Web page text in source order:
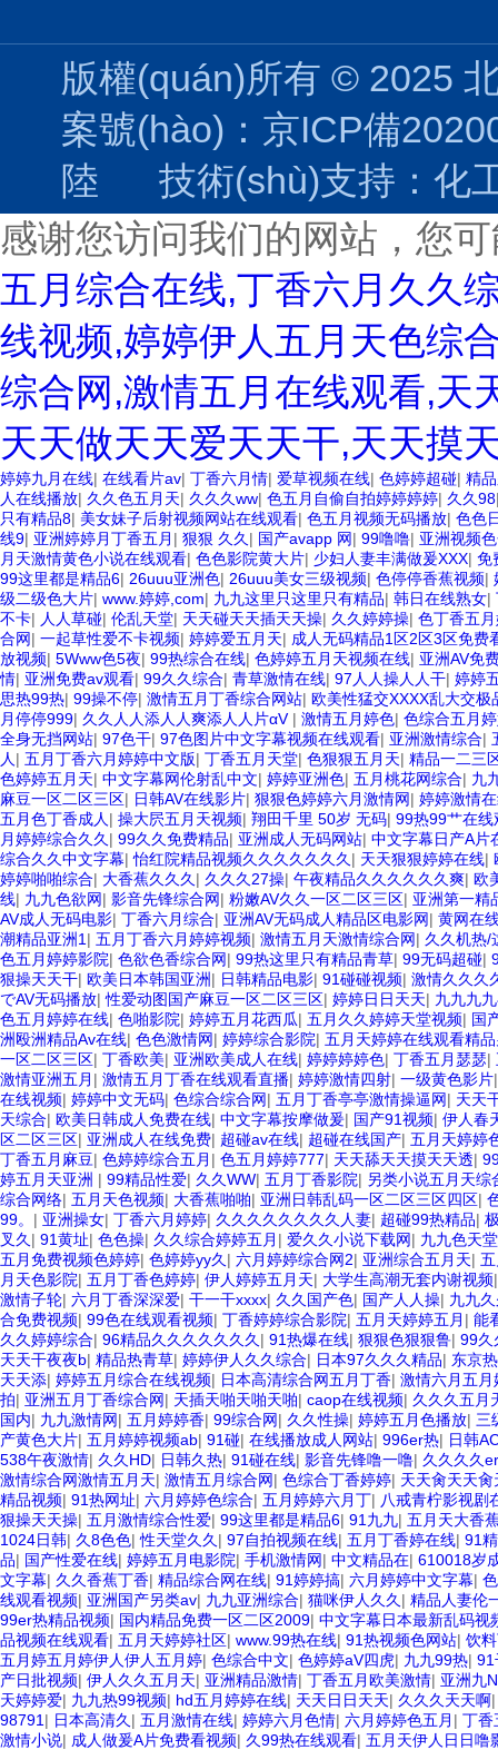
版權(quán)所有 © 2025
案號(hào)：京ICP備
陸 技術(shù)支持： 化
感谢您访问我们的网站，您
五月综合在线,丁香六月久久
线视频,婷婷伊人五月天色综
综合网,激情五月在线观看,天
天天做天天爱天天干,天天摸
婷婷九月在线| 在线看片av| 丁香六月情| 爱草视频在线| 色婷婷超碰| 精
人在线播放| 久久色五月天| 久久久ww| 色五月自偷自拍婷婷婷婷| 久久98
只有精品8| 美女妹子后射视频网站在线观看| 色五月视频无码播放| 色色
线9| 亚洲婷婷月丁香五月 | 狠狠 久久 | 国产avapp 网| 99噜噜| 亚洲视频
月天激情黄色小说在线观看| 色色影院黄大片| 少妇人妻丰满做爰XXX| 免
99这里都是精品6| 26uuu亚洲色| 26uuu美女三级视频| 色停停香蕉视频|
级二级色大片| www.婷婷,com| 九九这里只这里只有精品| 韩日在线熟女|
不卡| 人人草碰| 伦乱天堂| 天天碰天天插天天操| 久久婷婷操| 色丁香五
合网| 一起草性爱不卡视频| 婷婷爱五月天| 成人无码精品1区2区3区免费
放视频| 5Www色5夜| 99热综合在线| 色婷婷五月天视频在线| 亚洲AV免
情| 亚洲免费av观看| 99久久综合| 青草激情在线| 97人人操人人干| 婷婷
思热99热| 99操不停| 激情五月丁香综合网站| 欧美性猛交XXXX乱大交极
月停停999| 久久人人添人人爽添人人片αV | 激情五月婷色| 色综合五月
全身无挡网站| 97色干| 97色图片中文字幕视频在线观看| 亚洲激情综合|
人 | 五月丁香六月婷婷中文版| 丁香五月天堂| 色狠狠五月天| 精品一二三
色婷婷五月天| 中文字幕网伦射乱中文| 婷婷亚洲色| 五月桃花网综合| 九
麻豆一区二区三区| 日韩AV在线影片| 狠狠色婷婷六月激情网| 婷婷激情
五月色丁香成人 | 操大屄五月天视频| 翔田千里 50岁 无码| 99热99艹在线
月婷婷综合久久 | 99久久免费精品| 亚洲成人无码网站| 中文字幕日产A片
综合久久中文字幕|怡红院精品视频久久久久久久久 | 天天狠狠婷婷在线|
婷婷啪啪综合| 大香蕉久久久 | 久久久27操| 午夜精品久久久久久久爽| 欧
线| 九九色欲网| 影音先锋综合网| 粉嫩AV久久一区二区三区| 亚洲第一精
AV成人无码电影| 丁香六月综合| 亚洲AV无码成人精品区电影网| 黄网在
潮精品亚洲1 | 五月丁香六月婷婷视频| 激情五月天激情综合网| 久久机热/
色五月婷婷影院| 色欲色香综合网| 99热这里只有精品青草| 99无码超碰|
狠操天天干| 欧美日本韩国亚洲| 日韩精品电影| 91碰碰视频| 激情久久久
でAV无码播放|性爱动图国产麻豆一区二区三区| 婷婷日日天天| 九九九
色五月婷婷在线| 色啪影院| 婷婷五月花西瓜| 五月久久婷婷天堂视频| 国
洲殴洲精品Av在线| 色色激情网| 婷婷综合影院| 五月天婷婷在线观看精
一区二区三区| 丁香欧美| 亚洲欧美成人在线| 婷婷婷婷色| 丁香五月瑟瑟|
激情亚洲五月 | 激情五月丁香在线观看直播| 婷婷激情四射| 一级黄色影片
在线视频| 婷婷中文无码| 色综合综合网| 五月丁香亭亭激情操逼网| 天天
天综合| 欧美日韩成人免费在线| 中文字幕按摩做爰| 国产91视频| 伊人春
区二区三区| 亚洲成人在线免费| 超碰av在线| 超碰在线国产| 五月天婷婷
丁香五月麻豆| 色婷婷综合五月 | 色五月婷婷777| 天天舔天天摸天天透|
婷五月天亚洲 | 99精品性爱| 久久WW| 五月丁香影院| 另类小说五月天综
综合网络| 五月天色视频| 大香蕉啪啪| 亚洲日韩乱码一区二区三区四区|
99。 | 亚洲操女| 丁香六月婷婷| 久久久久久久久久人妻| 超碰99热精品|
叉久 | 91黄址| 色色操| 久久综合婷婷五月 | 爱久久小说下载网| 九九色天堂
五月免费视频色婷婷| 色婷婷yy久 | 六月婷婷综合网2| 亚洲综合五月天|
月天色影院| 五月丁香色婷婷| 伊人婷婷五月天| 大学生高潮无套内谢视频
激情子轮| 六月丁香深深爱| 干一干xxxx| 久久国产色| 国产人人操| 九九
合免费视频| 99色在线观看视频| 丁香婷婷综合影院| 五月天婷婷五月 | 能
久久婷婷综合| 96精品久久久久久久久 | 91热爆在线| 狠狠色狠狠鲁| 99久
天天干夜夜b| 精品热青草| 婷婷伊人久久综合| 日本97久久久精品| 东京
天天添| 婷婷五月综合在线视频| 日本高清综合网五月丁香| 激情六月五月
拍| 亚洲五月丁香综合网| 天插天啪天啪天啪| caop在线视频| 久久久五月
国内| 九九激情网| 五月婷婷香| 99综合网| 久久性操| 婷婷五月色播放| 三
产黄色大片| 五月婷婷视频ab| 91碰| 在线播放成人网站| 996er热| 日韩
538午夜激情| 久久HD| 日韩久热| 91碰在线| 影音先锋噜一噜| 久久久久
激情综合网激情五月天| 激情五月综合网| 色综合丁香婷婷| 天天肏天天肏
精品视频| 91热网址| 六月婷婷色综合| 五月婷婷六月丁| 八戒青柠影视剧
狠操天天操| 五月激情综合性爱| 99这里都是精品6| 91九九| 五月天大香
1024日韩| 久8色色|性天堂久久 | 97自拍视频在线| 五月丁香婷在线| 91
品| 国产性爱在线| 婷婷五月电影院| 手机激情网| 中文精品在| 610018岁
文字幕| 久久香蕉丁香| 精品综合网在线| 91婷婷搞| 六月婷婷中文字幕|
线观看视频| 亚洲国产另类av| 九九亚洲综合| 猫咪伊人久久 | 精品人妻伦
99er热精品视频| 国内精品免费一区二区2009| 中文字幕日本最新乱码视
品视频在线观看| 五月天婷婷社区| www.99热在线| 91热视频色网站| 饮
五月婷五月婷伊人伊人五月婷| 色综合中文| 色婷婷aV四虎| 九九99热| 91
产日批视频| 伊人久久五月天| 亚洲精品激情| 丁香五月欧美激情| 亚洲九N
天婷婷爱| 九九热99视频| hd五月婷婷在线| 天天日日天天| 久久久天天啊
98791 | 日本高清久 | 五月激情在线| 婷婷六月色情| 六月婷婷色五月 | 丁香
激情小说| 成人做爰A片免费看视频| 久99热在线观看| 五月天伊人日日噜